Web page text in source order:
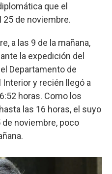
que el
25 de noviembre.
a las 9 de la mañana,
la expedición del
Departamento de
y recién llegó a
horas. Como los
las 16 horas, el suyo
noviembre, poco